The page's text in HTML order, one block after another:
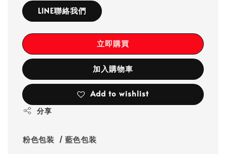
LINE聯絡我們
立即購買
加入購物車
Add to wishlist
分享
粉色包装 / 藍色包装